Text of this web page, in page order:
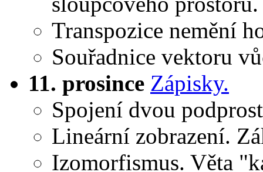
Transpozice nemění
Souřadnice vektoru
11. prosince Zápisky.
Spojení dvou
Lineární zobrazení.
Izomorfismus. Věta